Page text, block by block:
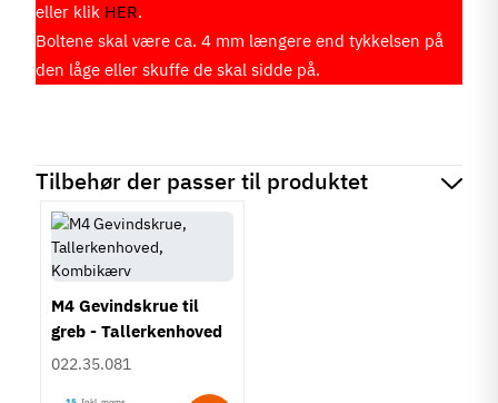
eller klik HER.
Boltene skal være ca. 4 mm længere end tykkelsen på
den låge eller skuffe de skal sidde på.
Tilbehør der passer til produktet
M4 Gevindskrue til
greb - Tallerkenhoved
- Krydskærv
022.35.081